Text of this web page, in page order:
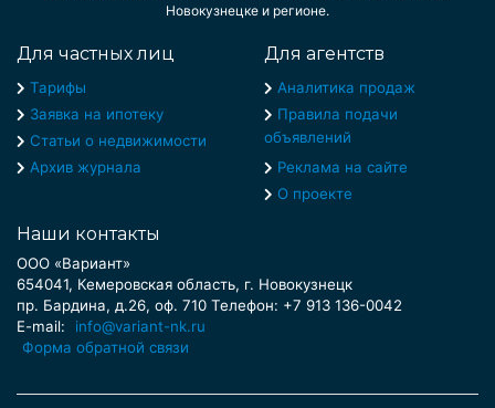
Новокузнецке и регионе.
Для частных лиц
Тарифы
Заявка на ипотеку
Статьи о недвижимости
Архив журнала
Для агентств
Аналитика продаж
Правила подачи
объявлений
Реклама на сайте
О проекте
Наши контакты
ООО «Вариант»
654041, Кемеровская область, г. Новокузнецк
пр. Бардина, д.26, оф. 710 Телефон: +7 913 136-0042
E-mail:
info@variant-nk.ru
Форма обратной связи